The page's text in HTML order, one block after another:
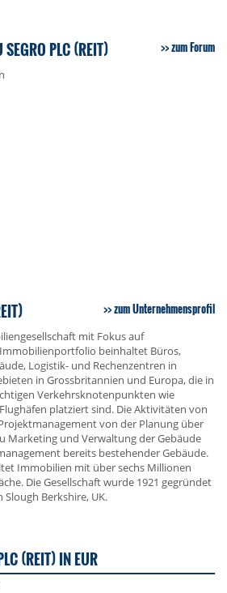
PLC (REIT) zum Forum
zum Unternehmensprofil
mit Fokus auf
beinhaltet Büros,
Logistik- und Rechenzentren in
in Grossbritannien und Europa, die in
Verkehrsknotenpunkten wie
platziert sind. Die Aktivitäten von
von der Planung über
Marketing und Verwaltung der Gebäude
bereits bestehender Gebäude.
Immobilien mit über sechs Millionen
Die Gesellschaft wurde 1921 gegründet
Berkshire, UK.
(REIT) IN EUR